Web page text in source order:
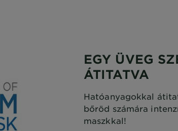
EGY ÜVEG
ÁTITATVA
Hatóanyagokkal
bőröd számára
maszkkal!